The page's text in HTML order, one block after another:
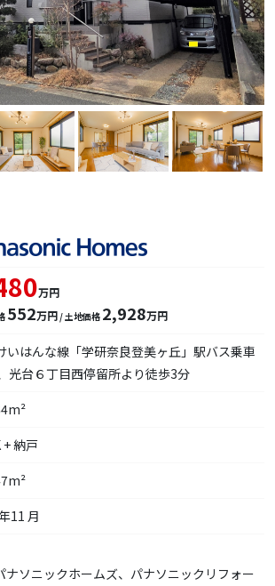
万円
552万円/ 土地価格 2,928万円
いはんな線「学研奈良登美ヶ丘」駅バス乗車
光台６丁目西停留所より徒歩3分
納戸
11 月
ソニックホームズ、パナソニックリフォー